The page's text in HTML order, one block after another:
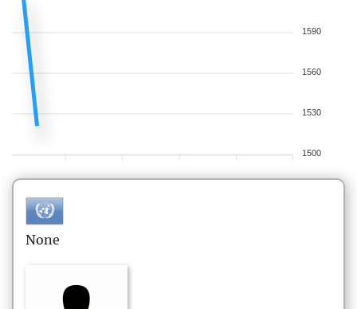
1590
1560
1530
1500
None